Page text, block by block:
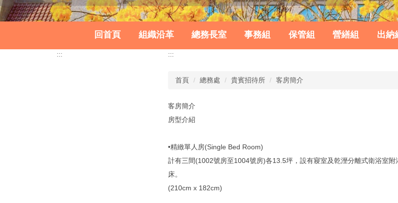
回首頁 組織沿革 總務長室 事務組 保管組 營繕組 出納
::: :::
首頁 總務處 貴賓招待所 客房簡介
客房簡介
房型介紹
•精緻單人房(Single Bed Room)
計有三間(1002號房至1004號房)各13.5坪，設有寢室及乾溼分離式衛浴室附
床。
(210cm x 182cm)